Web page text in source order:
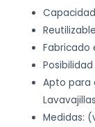
Fabricado
Apto para
Medidas: